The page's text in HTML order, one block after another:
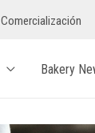
Comercialización
Bakery